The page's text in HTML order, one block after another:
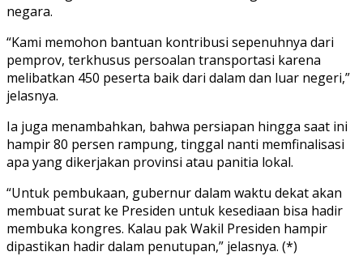
negara.
“Kami memohon bantuan kontribusi sepenuhnya dari
pemprov, terkhusus persoalan transportasi karena
melibatkan 450 peserta baik dari dalam dan luar negeri,”
jelasnya.
Ia juga menambahkan, bahwa persiapan hingga saat ini
hampir 80 persen rampung, tinggal nanti memfinalisasi
apa yang dikerjakan provinsi atau panitia lokal.
“Untuk pembukaan, gubernur dalam waktu dekat akan
membuat surat ke Presiden untuk kesediaan bisa hadir
membuka kongres. Kalau pak Wakil Presiden hampir
dipastikan hadir dalam penutupan,” jelasnya. (*)